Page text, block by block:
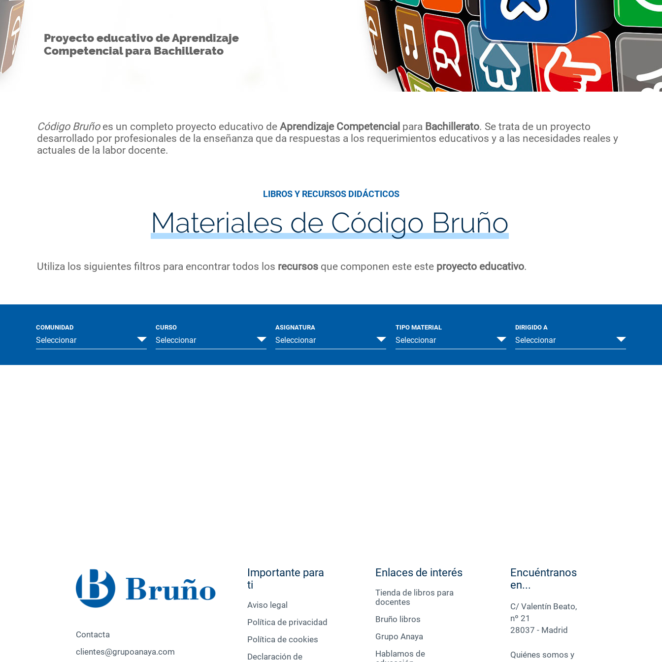
Proyecto educativo de Aprendizaje
Competencial para Bachillerato
Código Bruñoes un completo proyecto educativo de Aprendizaje Competencial para Bachillerato. Se trata de un proyecto
desarrollado por profesionales de la enseñanza que da respuestas a los requerimientos educativos y a las necesidades reales y
actuales de la labor docente.
LIBROS Y RECURSOS DIDÁCTICOS
Materiales de Código Bruño
Utiliza los siguientes filtros para encontrar todos los recursosque componen este este proyecto educativo.
COMUNIDAD
Seleccionar
CURSO
Seleccionar
ASIGNATURA
Seleccionar
TIPO MATERIAL
Seleccionar
DIRIGIDO A
Seleccionar
Contacta
clientes@grupoanaya.com
Importante para
ti
Aviso legal
Política de privacidad
Política de cookies
Declaración de
Enlaces de interés
Tienda de libros para
docentes
Bruño libros
Grupo Anaya
Hablamos de
Encuéntranos
en...
C/ Valentín Beato,
nº 21
28037 - Madrid
Quiénes somos y